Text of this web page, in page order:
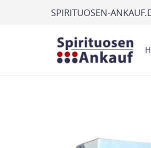
SPIRITUOSEN-